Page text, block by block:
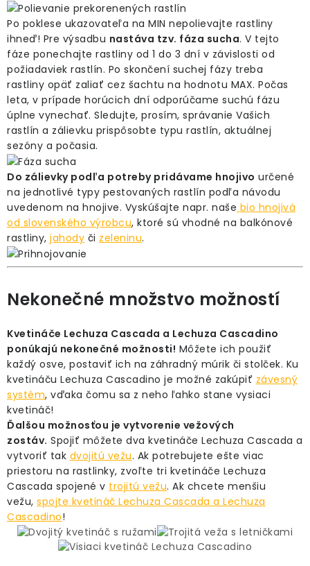
Po poklese ukazovateľa na MIN nepolievajte rastliny
ihneď! Pre výsadbu nastáva tzv. fáza sucha. V tejto
fáze ponechajte rastliny od 1 do 3 dní v závislosti od
požiadaviek rastlín. Po skončení suchej fázy treba
rastliny opäť zaliať cez šachtu na hodnotu MAX. Počas
leta, v prípade horúcich dní odporúčame suchú fázu
úplne vynechať. Sledujte, prosím, správanie Vašich
rastlín a zálievku prispôsobte typu rastlín, aktuálnej
sezóny a počasia.
Do zálievky podľa potreby pridávame hnojivo určené
na jednotlivé typy pestovaných rastlín podľa návodu
uvedenom na hnojive. Vyskúšajte napr. naše bio hnojivá
od slovenského výrobcu, ktoré sú vhodné na balkónové
rastliny, jahody či zeleninu.
Nekonečné množstvo možností
Kvetináče Lechuza Cascada a Lechuza Cascadino
ponúkajú nekonečné možnosti! Môžete ich použiť
každý osve, postaviť ich na záhradný múrik či stolček. Ku
kvetináču Lechuza Cascadino je možné zakúpiť závesný
systém, vďaka čomu sa z neho ľahko stane vysiaci
kvetináč!
Ďalšou možnosťou je vytvorenie vežových
zostáv. Spojiť môžete dva kvetináče Lechuza Cascada a
vytvoriť tak dvojitú vežu. Ak potrebujete ešte viac
priestoru na rastlinky, zvoľte tri kvetináče Lechuza
Cascada spojené v trojitú vežu. Ak chcete menšiu
vežu, spojte kvetináč Lechuza Cascada a Lechuza
Cascadino!